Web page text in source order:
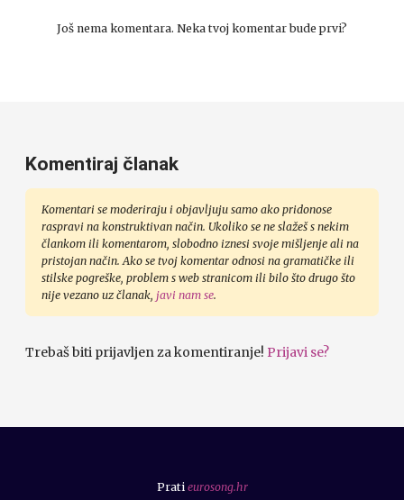
Još nema komentara. Neka tvoj komentar bude prvi?
Komentiraj članak
Komentari se moderiraju i objavljuju samo ako pridonose
raspravi na konstruktivan način. Ukoliko se ne slažeš s nekim
člankom ili komentarom, slobodno iznesi svoje mišljenje ali na
pristojan način. Ako se tvoj komentar odnosi na gramatičke ili
stilske pogreške, problem s web stranicom ili bilo što drugo što
nije vezano uz članak, javi nam se.
Trebaš biti prijavljen za komentiranje! Prijavi se?
Prati eurosong.hr